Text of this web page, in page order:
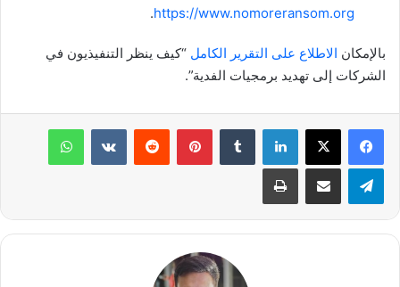
https://www.nomoreransom.org
.
بالإمكان الاطلاع على التقرير الكامل “كيف ينظر التنفيذيون في
الشركات إلى تهديد برمجيات الفدية”.
لينكدإن بينتيريست واتساب
تيلقرام مشاركة عبر البريد طباعة